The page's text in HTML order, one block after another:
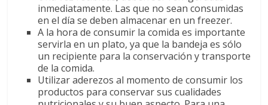
inmediatamente. Las que no sean consumidas
en el día se deben almacenar en un freezer.
A la hora de consumir la comida es importante
servirla en un plato, ya que la bandeja es sólo
un recipiente para la conservación y transporte
de la comida.
Utilizar aderezos al momento de consumir los
productos para conservar sus cualidades